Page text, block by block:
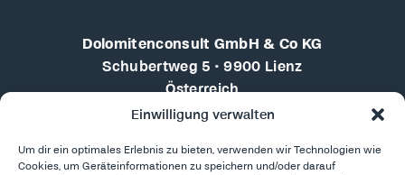
Einwilligung verwalten
Um dir ein optimales Erlebnis zu bieten, verwenden wir Technologien wie
Cookies, um Geräteinformationen zu speichern und/oder darauf
Dolomitenconsult GmbH & Co KG
Schubertweg 5 • 9900 Lienz
Österreich
martin.doebler@dolomitenconsult.com